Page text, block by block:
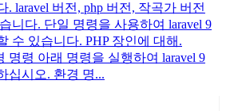
laravel 버전, php 버전, 작곡가 버전
니다. 단일 명령을 사용하여 laravel 9
수 있습니다. PHP 장인에 대해.
명령 아래 명령을 실행하여 laravel 9
십시오. 환경 명...